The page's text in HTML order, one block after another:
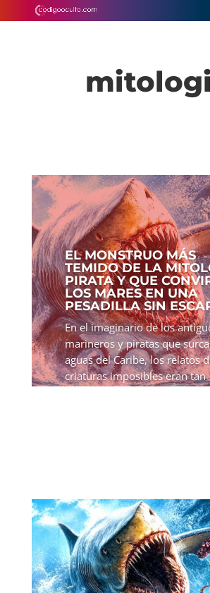
EL MONSTRUO MÁS
TEMIDO DE LA
PIRATA Y QUE
LOS MARES EN UNA
PESADILLA SIN
En el imaginario de los
marineros y piratas que
aguas del Caribe, los relatos
criaturas imposibles eran tan